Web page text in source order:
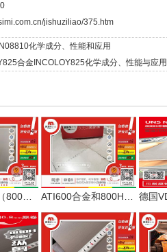
jishuziliao/375.htm
化学成分、性能和应用
合金INCOLOY825化学成分、性能与应用
日本N08810（800H合金）1mm卷板现货可开平 ATI600合金和800H不锈钢1毫米材料进入测试环节